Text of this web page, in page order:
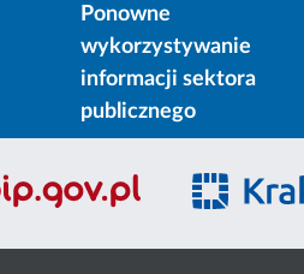
Ponowne
wykorzystywanie
informacji sektora
publicznego